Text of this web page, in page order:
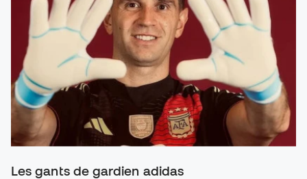
Les gants de gardien adidas